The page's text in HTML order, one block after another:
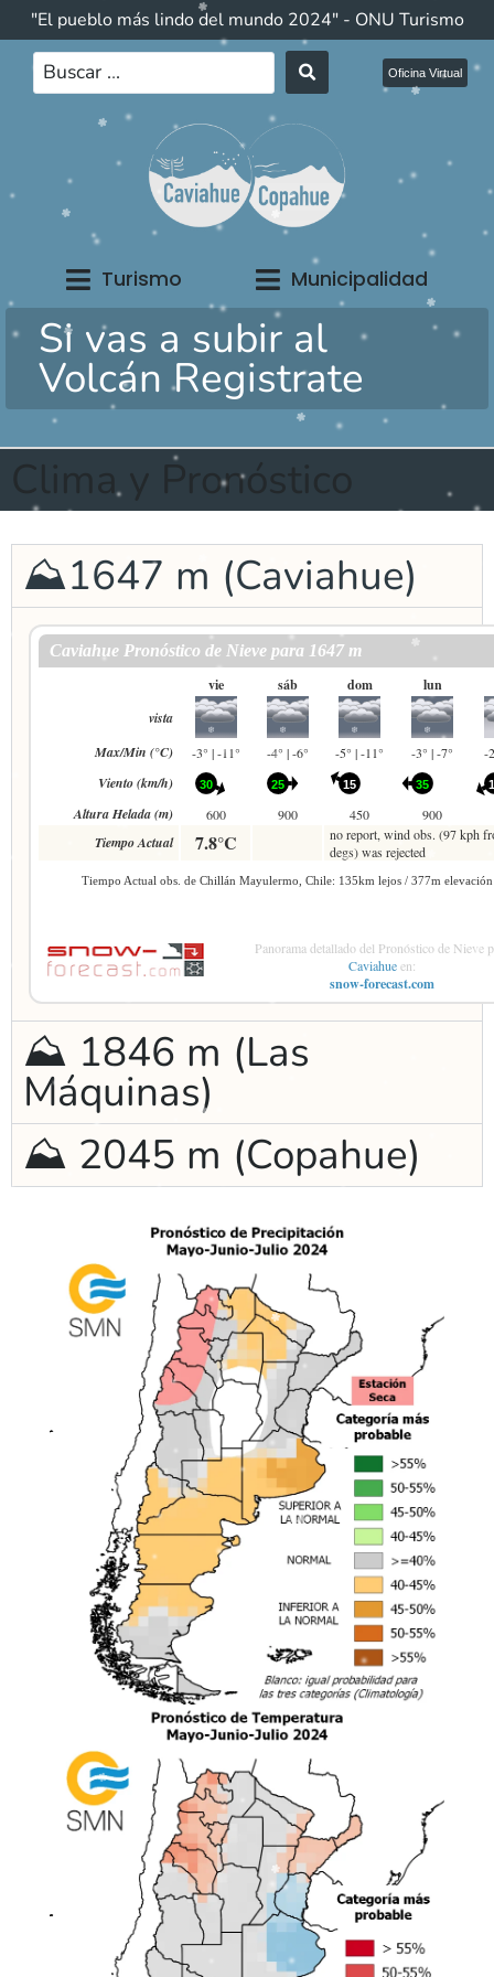
"El pueblo más lindo del mundo 2024" - ONU Turismo
Oficina Virtual
Turismo Municipalidad
Si vas a subir al
Volcán Registrate
Clima y Pronóstico
⛰1647 m (Caviahue)
Panorama detallado del Pronóstico de Nieve
Caviahueen:
snow-forecast.com
⛰ 1846 m (Las
Máquinas)
⛰ 2045 m (Copahue)